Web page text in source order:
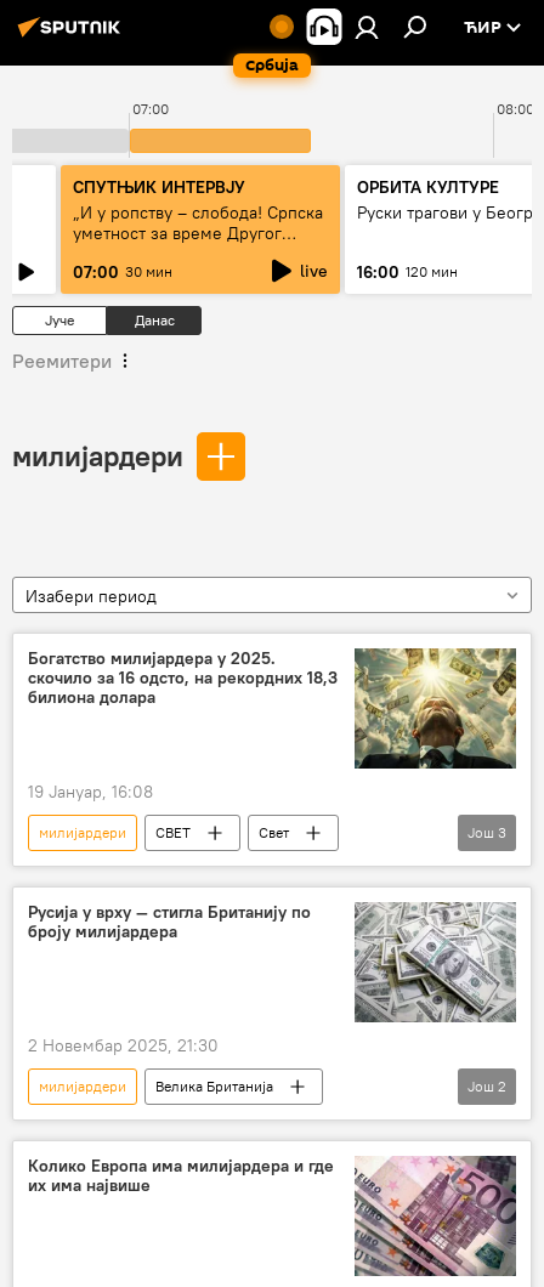
Србија
ЋИР
07:00 08:00
СПУТЊИК ИНТЕРВЈУ
„И у ропству – слобода! Српска
уметност за време Другог
07:00 30 мин live
ОРБИТА КУЛТУРЕ
Руски трагови у
16:00 120 мин
Јуче Данас
Реемитери
милијардери
Изабери период
Богатство милијардера у 2025.
скочило за 16 одсто, на рекордних 18,3
билиона долара
19 Јануар, 16:08
милијардери СВЕТ
Свет
Свет – економија
Друштво
богатство
Још 3
Русија у врху — стигла Британију по
броју милијардера
2 Новембар 2025, 21:30
милијардери
Велика Британија
ЕКОНОМИЈА
Русија – економија
Још 2
Колико Европа има милијардера и где
их има највише